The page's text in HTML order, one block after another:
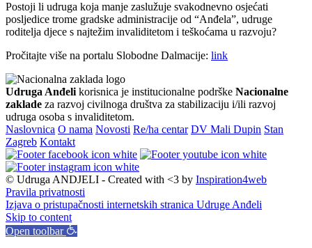
Postoji li udruga koja manje zaslužuje svakodnevno osjećati
posljedice trome gradske administracije od “Anđela”, udruge
roditelja djece s najtežim invaliditetom i teškoćama u razvoju?
Pročitajte više na portalu Slobodne Dalmacije: link
Udruga Anđeli korisnica je institucionalne podrške Nacionalne
zaklade za razvoj civilnoga društva za stabilizaciju i/ili razvoj
udruga osoba s invaliditetom.
Naslovnica O nama Novosti Re/ha centar DV Mali Dupin Stan
Zagreb Kontakt
© Udruga ANDJELI - Created with <3 by Inspiration4web
Pravila privatnosti
Izjava o pristupačnosti internetskih stranica Udruge Anđeli
Skip to content
Open toolbar